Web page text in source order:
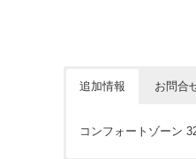
追加情報 お問合
コンフォートゾーン